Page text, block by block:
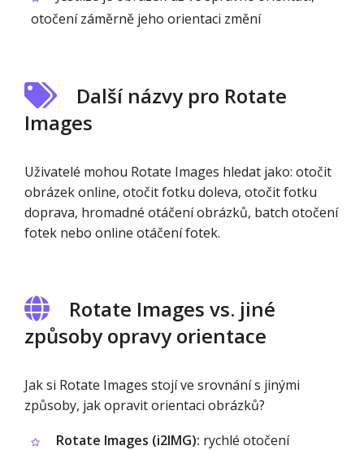
otočení záměrně jeho orientaci změní
Další názvy pro Rotate
Images
Uživatelé mohou Rotate Images hledat jako: otočit
obrázek online, otočit fotku doleva, otočit fotku
doprava, hromadné otáčení obrázků, batch otočení
fotek nebo online otáčení fotek.
Rotate Images vs. jiné
způsoby opravy orientace
Jak si Rotate Images stojí ve srovnání s jinými
způsoby, jak opravit orientaci obrázků?
Rotate Images (i2IMG): rychlé otočení